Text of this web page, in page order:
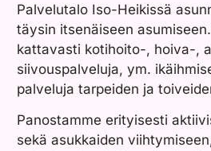
Palvelutalo Iso-Heikissä
täysin itsenäiseen
kattavasti kotihoito-, hoiva-,
siivouspalveluja, ym.
palveluja tarpeiden ja
Panostamme erityisesti
sekä asukkaiden